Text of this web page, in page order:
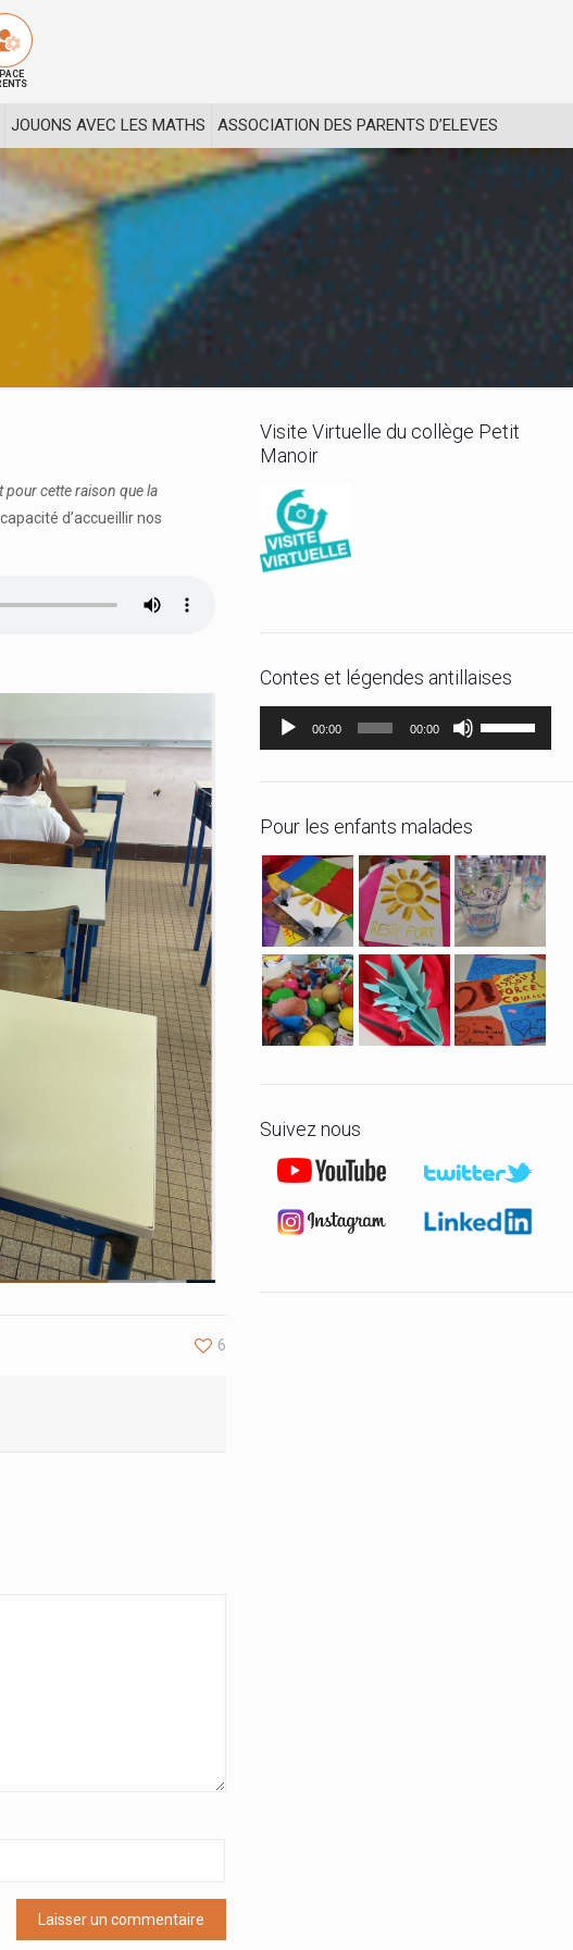
JOUONS AVEC LES MATHS ASSOCIATION DES PARENTS D’ELEVES
pour cette raison que la
d’accueillir nos
6
Visite Virtuelle du collège Petit
Manoir
Contes et légendes antillaises
Lecteur
00:00 00:00
augmenter
ou
diminuer
le
volume.
Pour les enfants malades
Suivez nous